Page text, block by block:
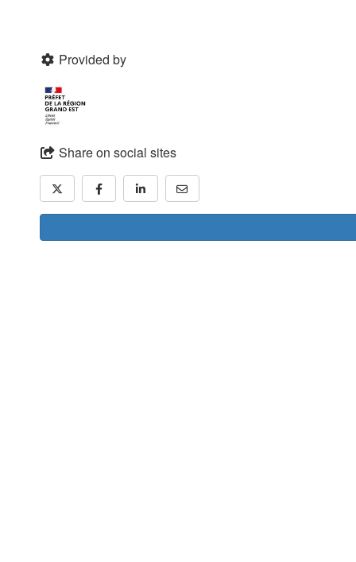
Provided by
Share on social sites